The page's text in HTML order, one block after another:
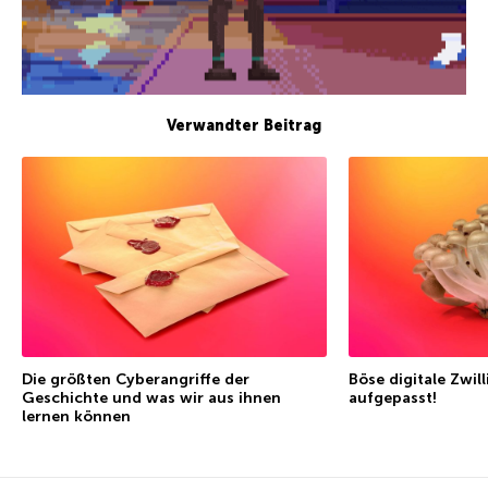
Verwandter Beitrag
Die größten Cyberangriffe der
Geschichte und was wir aus ihnen
lernen können
Böse digitale
aufgepasst!